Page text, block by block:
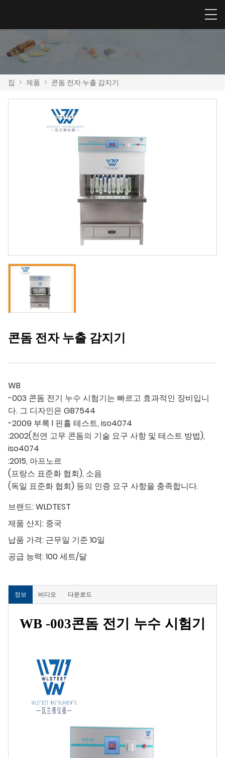
집 > 제품 > 콘돔 전자 누출 감지기
콘돔 전자 누출 감지기
WB
-003 콘돔 전기 누수 시험기는 빠르고 효과적인 장비입니
다. 그 디자인은 GB7544
-2009 부록 l 핀홀 테스트, iso4074
:2002(천연 고무 콘돔의 기술 요구 사항 및 테스트 방법),
iso4074
:2015, 아프노르
(프랑스 표준화 협회), 소음
(독일 표준화 협회) 등의 인증 요구 사항을 충족합니다.
브랜드:WLDTEST
제품 산지: 중국
납품 가격: 근무일 기준 10일
공급 능력:100 세트/달
정보 비디오 다운로드
WB -003콘돔 전기 누수 시험기